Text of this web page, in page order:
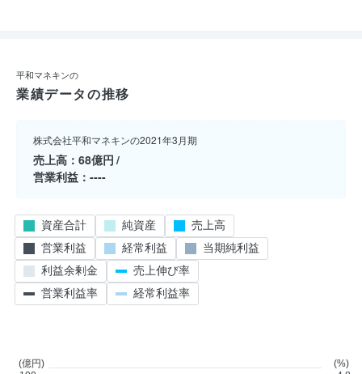
平和マネキンの
業績データの推移
株式会社平和マネキンの2021年3月期
売上高
68億円
営業利益
----
(億円)
(%)
資産合計 純資産
売上高
営業利益
経常利益
当期純利益
利益余剰金
売上伸び率
営業利益率
経常利益率